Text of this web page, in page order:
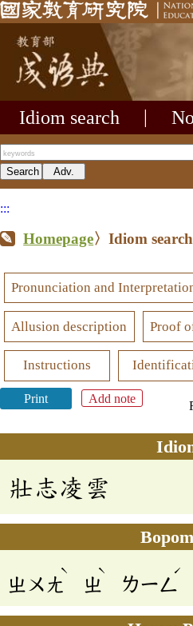
Idiom search
:::
Homepage〉Idiom search
Pronunciation and
Allusion description Proof
Instructions
Print Add note
壯志凌雲
ㄓㄨㄤ
ˋ
ㄓ
ˋ
ㄌㄧㄥ
ˊ